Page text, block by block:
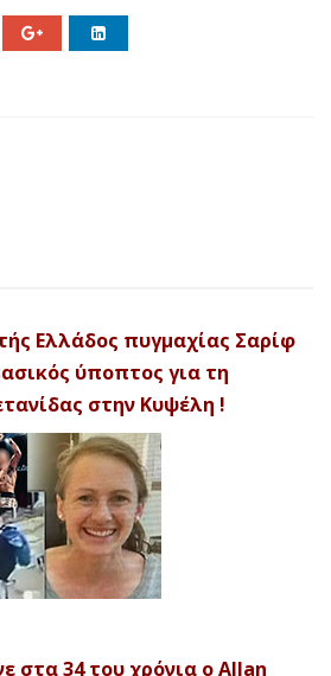
Ελλάδος πυγμαχίας Σαρίφ
ύποπτος για τη
στην Κυψέλη !
στα 34 του χρόνια ο Allan